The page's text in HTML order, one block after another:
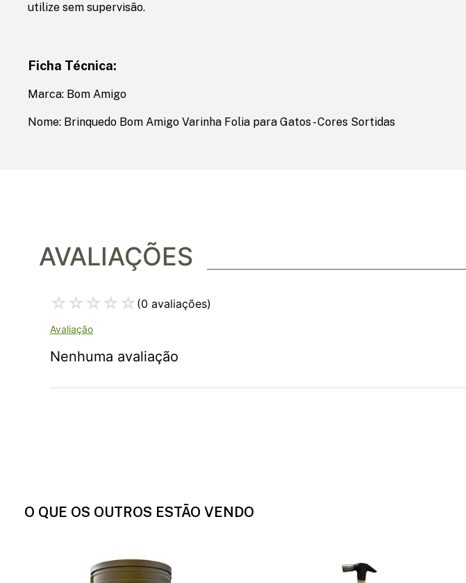
utilize sem supervisão.
Ficha Técnica:
Marca: Bom Amigo
Nome: Brinquedo Bom Amigo Varinha Folia para Gatos - Cores Sortidas
AVALIAÇÕES
☆ ☆ ☆ ☆ ☆ (0 avaliações)
Nenhuma avaliação
O QUE OS OUTROS ESTÃO VENDO